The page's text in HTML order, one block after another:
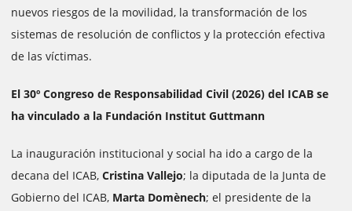
nuevos riesgos de la movilidad, la transformación de los
sistemas de resolución de conflictos y la protección efectiva
de las víctimas.
El 30º Congreso de Responsabilidad Civil (2026) del ICAB se
ha vinculado a la Fundación Institut Guttmann
La inauguración institucional y social ha ido a cargo de la
decana del ICAB, Cristina Vallejo; la diputada de la Junta de
Gobierno del ICAB, Marta Domènech; el presidente de la